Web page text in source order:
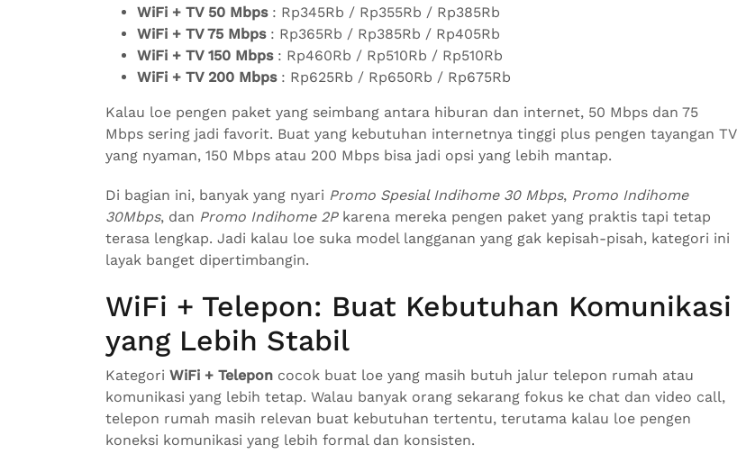
WiFi + TV 50 Mbps: Rp345Rb / Rp355Rb / Rp385Rb
WiFi + TV 75 Mbps: Rp365Rb / Rp385Rb / Rp405Rb
WiFi + TV 150 Mbps: Rp460Rb / Rp510Rb / Rp510Rb
WiFi + TV 200 Mbps: Rp625Rb / Rp650Rb / Rp675Rb
Kalau loe pengen paket yang seimbang antara hiburan dan internet, 50 Mbps dan 75
Mbps sering jadi favorit. Buat yang kebutuhan internetnya tinggi plus pengen tayangan TV
yang nyaman, 150 Mbps atau 200 Mbps bisa jadi opsi yang lebih mantap.
Di bagian ini, banyak yang nyari Promo Spesial Indihome 30 Mbps, Promo Indihome
30Mbps, dan Promo Indihome 2Pkarena mereka pengen paket yang praktis tapi tetap
terasa lengkap. Jadi kalau loe suka model langganan yang gak kepisah-pisah, kategori ini
layak banget dipertimbangin.
WiFi + Telepon: Buat Kebutuhan Komunikasi
yang Lebih Stabil
Kategori WiFi + Telepon cocok buat loe yang masih butuh jalur telepon rumah atau
komunikasi yang lebih tetap. Walau banyak orang sekarang fokus ke chat dan video call,
telepon rumah masih relevan buat kebutuhan tertentu, terutama kalau loe pengen
koneksi komunikasi yang lebih formal dan konsisten.